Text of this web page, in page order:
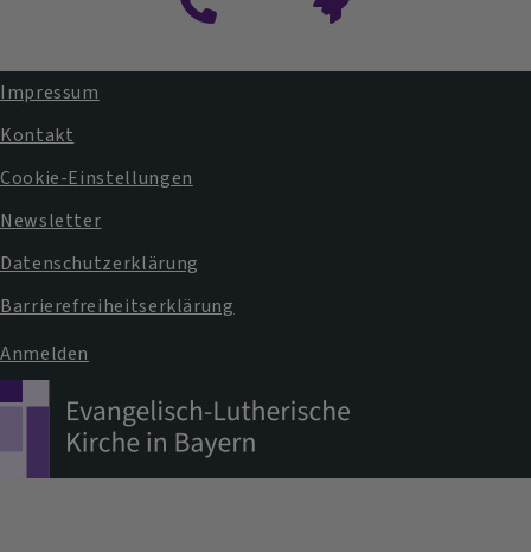
Fußbereichsmenü
Impressum
Kontakt
Cookie-Einstellungen
Newsletter
Datenschutzerklärung
Barrierefreiheitserklärung
Benutzermenü
Anmelden